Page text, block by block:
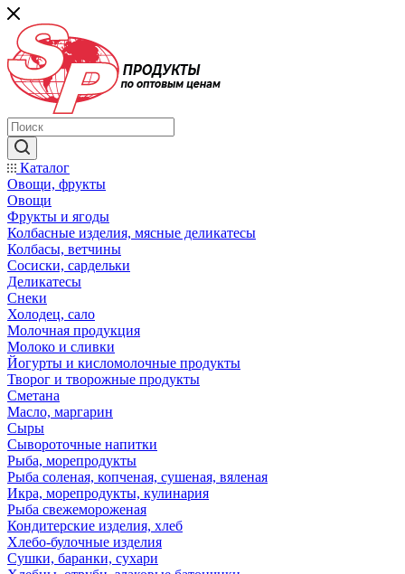
Каталог
Овощи, фрукты
Овощи
Фрукты и ягоды
Колбасные изделия, мясные деликатесы
Колбасы, ветчины
Сосиски, сардельки
Деликатесы
Снеки
Холодец, сало
Молочная продукция
Молоко и сливки
Йогурты и кисломолочные продукты
Творог и творожные продукты
Сметана
Масло, маргарин
Сыры
Сывороточные напитки
Рыба, морепродукты
Рыба соленая, копченая, сушеная, вяленая
Икра, морепродукты, кулинария
Рыба свежемороженая
Кондитерские изделия, хлеб
Хлебо-булочные изделия
Сушки, баранки, сухари